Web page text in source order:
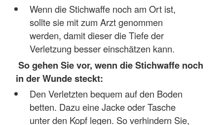
Wenn die Stichwaffe noch am Ort ist,
sollte sie mit zum Arzt genommen
werden, damit dieser die Tiefe der
Verletzung besser einschätzen kann.
So gehen Sie vor, wenn die Stichwaffe noch
in der Wunde steckt:
Den Verletzten bequem auf den Boden
betten. Dazu eine Jacke oder Tasche
unter den Kopf legen. So verhindern Sie,